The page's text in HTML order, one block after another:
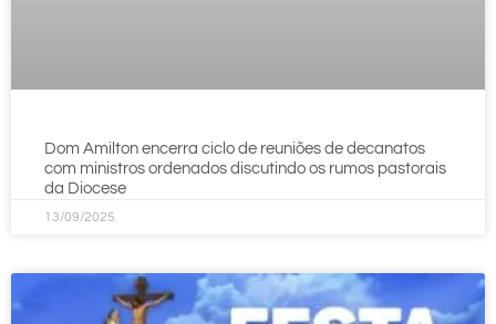
Dom Amilton encerra ciclo de reuniões de decanatos
com ministros ordenados discutindo os rumos pastorais
da Diocese
13/09/2025